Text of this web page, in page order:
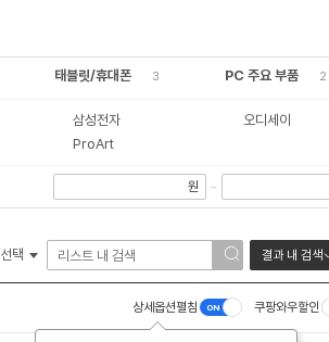
태블릿/휴대폰 3 PC 주요 부품 2
삼성전자
오디세이
ProArt
원 ~
택 결과 내 검색
상세옵션펼침 쿠팡와우할인